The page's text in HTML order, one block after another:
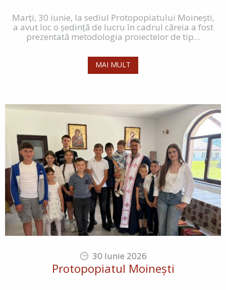
Marți, 30 iunie, la sediul Protopopiatului Moinești,
a avut loc o ședință de lucru în cadrul căreia a fost
prezentată metodologia proiectelor de tip...
MAI MULT
30 Iunie 2026
Protopopiatul Moinești